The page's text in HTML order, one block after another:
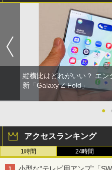
縦横比はどれがいい？ エン
新「Galaxy Z Fold」
●
アクセスランキング
1時間 24時間
小型な“テレビ用アンプ”「